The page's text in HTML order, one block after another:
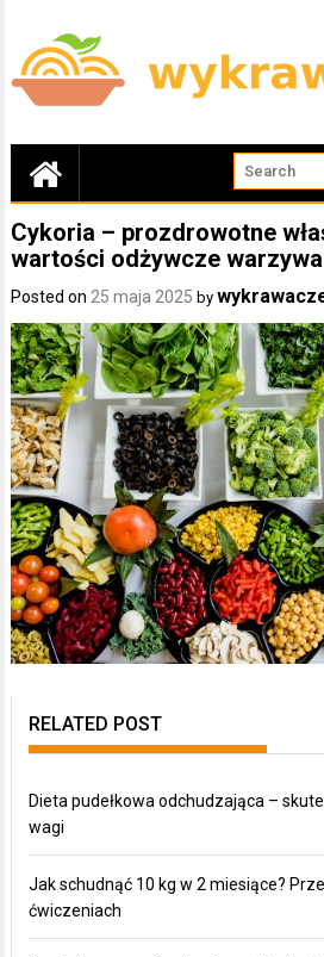
content
Cykoria – prozdrowotne
wartości odżywcze warzywa
Posted on 25 maja 2025 by
RELATED POST
Dieta pudełkowa odchudzająca –
wagi
Jak schudnąć 10 kg w 2 miesiące?
ćwiczeniach